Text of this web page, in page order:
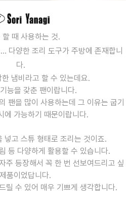
할 때 사용하는 것.
다양한 조리 도구가 주방에 존재합니
다.
냄비라고 할 수 있는데요.
능을 갗춘 팬이랍니다.
팬을 많이 사용하는데 그 이유는 굽기
에 가능하기 때문이랍니다.
넣고 스튜 형태로 조리는 것이죠.
등 다양하게 활용할 수 있습니다.
주 등장해서 꼭 한 번 선보여드리고 싶
품이었답니다.
릴 수 있어 매우 기쁘게 생각합니다.